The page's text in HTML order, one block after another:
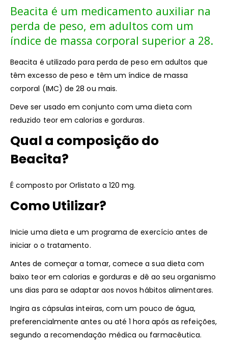
Beacita é um medicamento auxiliar na
perda de peso, em adultos com um
índice de massa corporal superior a 28.
Beacita é utilizado para perda de peso em adultos que
têm excesso de peso e têm um índice de massa
corporal (IMC) de 28 ou mais.
Deve ser usado em conjunto com uma dieta com
reduzido teor em calorias e gorduras.
Qual a composição do
Beacita?
É composto por Orlistato a 120 mg.
Como Utilizar?
Inicie uma dieta e um programa de exercício antes de
iniciar o o tratamento.
Antes de começar a tomar, comece a sua dieta com
baixo teor em calorias e gorduras e dê ao seu organismo
uns dias para se adaptar aos novos hábitos alimentares.
Ingira as cápsulas inteiras, com um pouco de água,
preferencialmente antes ou até 1 hora após as refeições,
segundo a recomendação médica ou farmacêutica.